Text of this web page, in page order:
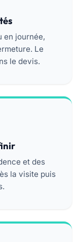
en journée,
Le
le devis.
et des
la visite puis